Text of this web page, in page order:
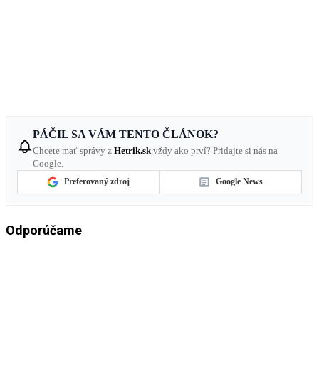
PÁČIL SA VÁM TENTO ČLÁNOK?
Chcete mať správy z Hetrik.sk vždy ako prví? Pridajte si nás na
Google.
Preferovaný zdroj Google News
Odporúčame